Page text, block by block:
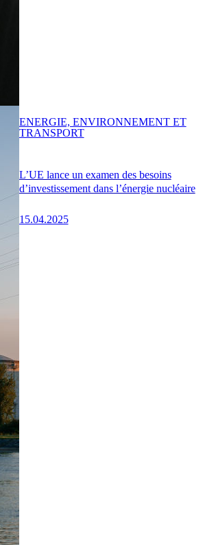
L’UE lance un examen des besoins
d’investissement dans l’énergie nucléaire
15.04.2025
ENERGIE, ENVIRONNEMENT ET
TRANSPORT